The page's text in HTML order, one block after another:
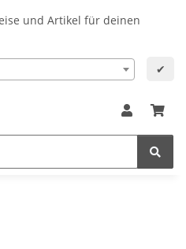
und Artikel für deinen
✔